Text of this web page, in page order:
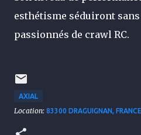
esthétisme séduiront
passionnés de crawl RC.
AXIAL
Location: 83300 DRAGUIGNAN, FRANCE